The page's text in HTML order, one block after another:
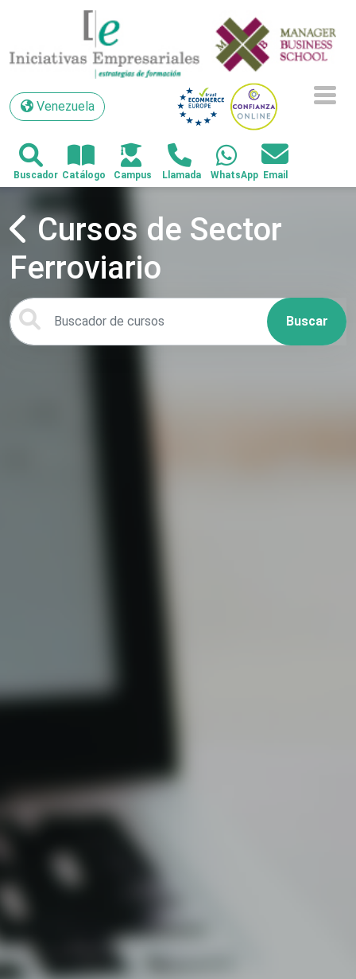
Venezuela
Venezuela
Cursos de Sector
Ferroviario
Buscar